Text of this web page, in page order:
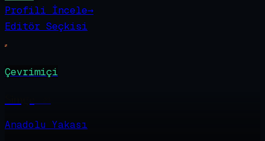
Profili İncele→
Editör Seçkisi
Çevrimiçi
Anadolu Yakası